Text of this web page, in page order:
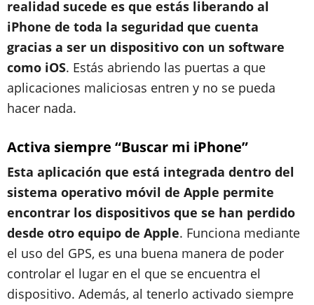
realidad sucede es que estás liberando al
iPhone de toda la seguridad que cuenta
gracias a ser un dispositivo con un software
como iOS. Estás abriendo las puertas a que
aplicaciones maliciosas entren y no se pueda
hacer nada.
Activa siempre “Buscar mi iPhone”
Esta aplicación que está integrada dentro del
sistema operativo móvil de Apple permite
encontrar los dispositivos que se han perdido
desde otro equipo de Apple. Funciona mediante
el uso del GPS, es una buena manera de poder
controlar el lugar en el que se encuentra el
dispositivo. Además, al tenerlo activado siempre